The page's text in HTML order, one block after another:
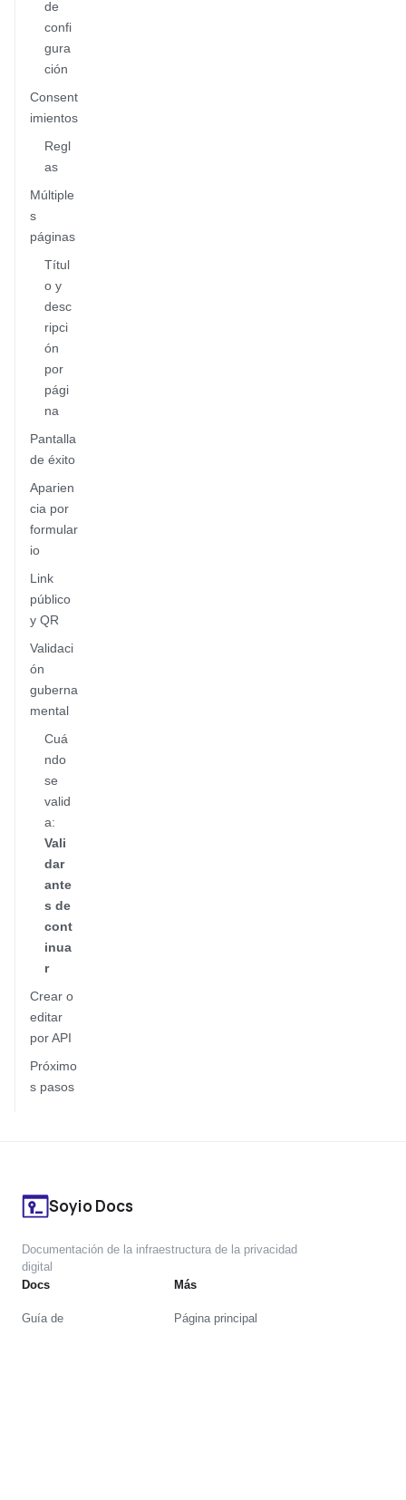
de
confi
gura
ción
Consent
imientos
Regl
as
Múltiple
s
páginas
Títul
o y
desc
ripci
ón
por
pági
na
Pantalla
de éxito
Aparien
cia por
formular
io
Link
público
y QR
Validaci
ón
guberna
mental
Cuá
ndo
se
valid
a:
Vali
dar
ante
s de
cont
inua
r
Crear o
editar
por API
Próximo
s pasos
Soyio Docs
Documentación de la infraestructura de la privacidad
digital
Docs
Guía de
Más
Página principal